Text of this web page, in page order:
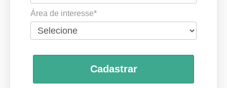
Área de interesse*
Cadastrar